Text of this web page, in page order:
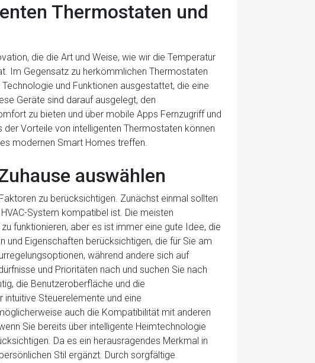
Thermostaten und
die die Art und Weise, wie wir die Temperatur
Im Gegensatz zu herkömmlichen Thermostaten
und Funktionen ausgestattet, die eine
Geräte sind darauf ausgelegt, den
zu bieten und über mobile Apps Fernzugriff und
Vorteile von intelligenten Thermostaten können
modernen Smart Homes treffen.
auswählen
zu berücksichtigen. Zunächst einmal sollten
System kompatibel ist. Die meisten
funktionieren, aber es ist immer eine gute Idee, die
Eigenschaften berücksichtigen, die für Sie am
während andere sich auf
und Prioritäten nach und suchen Sie nach
die Benutzeroberfläche und die
Steuerelemente und eine
auch die Kompatibilität mit anderen
Sie bereits über intelligente Heimtechnologie
Da es ein herausragendes Merkmal in
Stil ergänzt. Durch sorgfältige